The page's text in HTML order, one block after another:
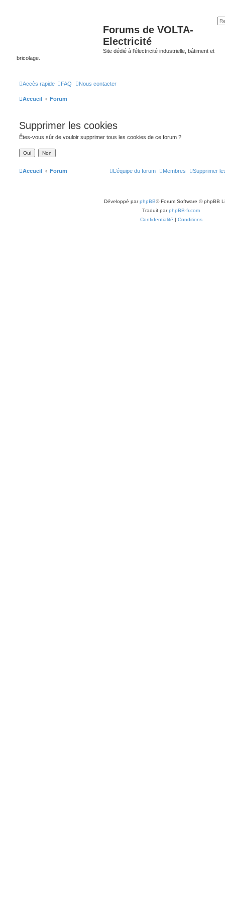
Forums de VOLTA-
Electricité
Site dédié à l'électricité industrielle, bâtiment et
bricolage.
Accès rapide FAQ Nous contacter
Accueil Forum
Supprimer les cookies
Êtes-vous sûr de vouloir supprimer tous les cookies de ce forum ?
Accueil Forum Supprimer
Membres
L’équipe du forum
Développé parphpBB® Forum Software © phpBB
Traduit parphpBB-fr.com
Confidentialité | Conditions